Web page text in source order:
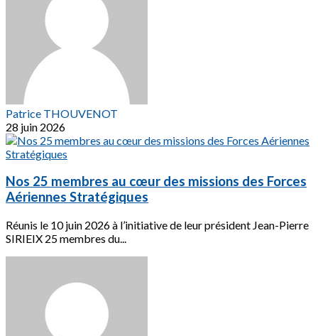
Patrice THOUVENOT
28 juin 2026
Nos 25 membres au cœur des missions des Forces
Aériennes Stratégiques
Réunis le 10 juin 2026 à l’initiative de leur président Jean-Pierre
SIRIEIX 25 membres du...